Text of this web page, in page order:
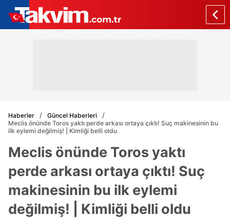
Haberler
Güncel Haberleri
Meclis önünde Toros yaktı perde arkası ortaya çıktı! Suç makinesinin bu
ilk eylemi değilmiş! | Kimliği belli oldu
Meclis önünde Toros yaktı
perde arkası ortaya çıktı! Suç
makinesinin bu ilk eylemi
değilmiş! | Kimliği belli oldu